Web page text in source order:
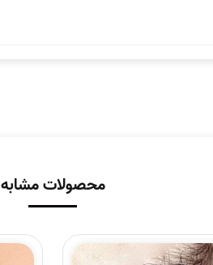
محصولات مشابه